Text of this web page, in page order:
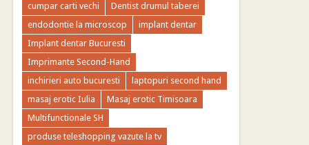
cumpar carti vechi
Dentist drumul taberei
endodontie la microscop
implant dentar
Implant dentar Bucuresti
Imprimante Second-Hand
inchirieri auto bucuresti
laptopuri second hand
masaj erotic Iulia
Masaj erotic Timisoara
Multifunctionale SH
produse teleshopping vazute la tv